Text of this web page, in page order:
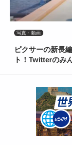
写真・動画
ピクサーの新長
ト！Twitterのみ